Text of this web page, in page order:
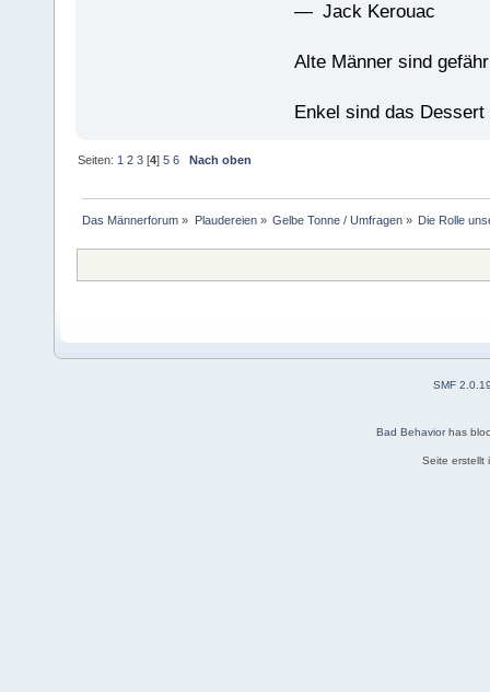
— Jack Kerouac
Alte Männer sind
Enkel sind das
Seiten: 1 2 3 [4]5 6 Nach oben
Das Männerforum » Plaudereien» Gelbe Tonne / Umfragen» Die Rolle
SMF
Bad Behaviorhas
Seite erstellt